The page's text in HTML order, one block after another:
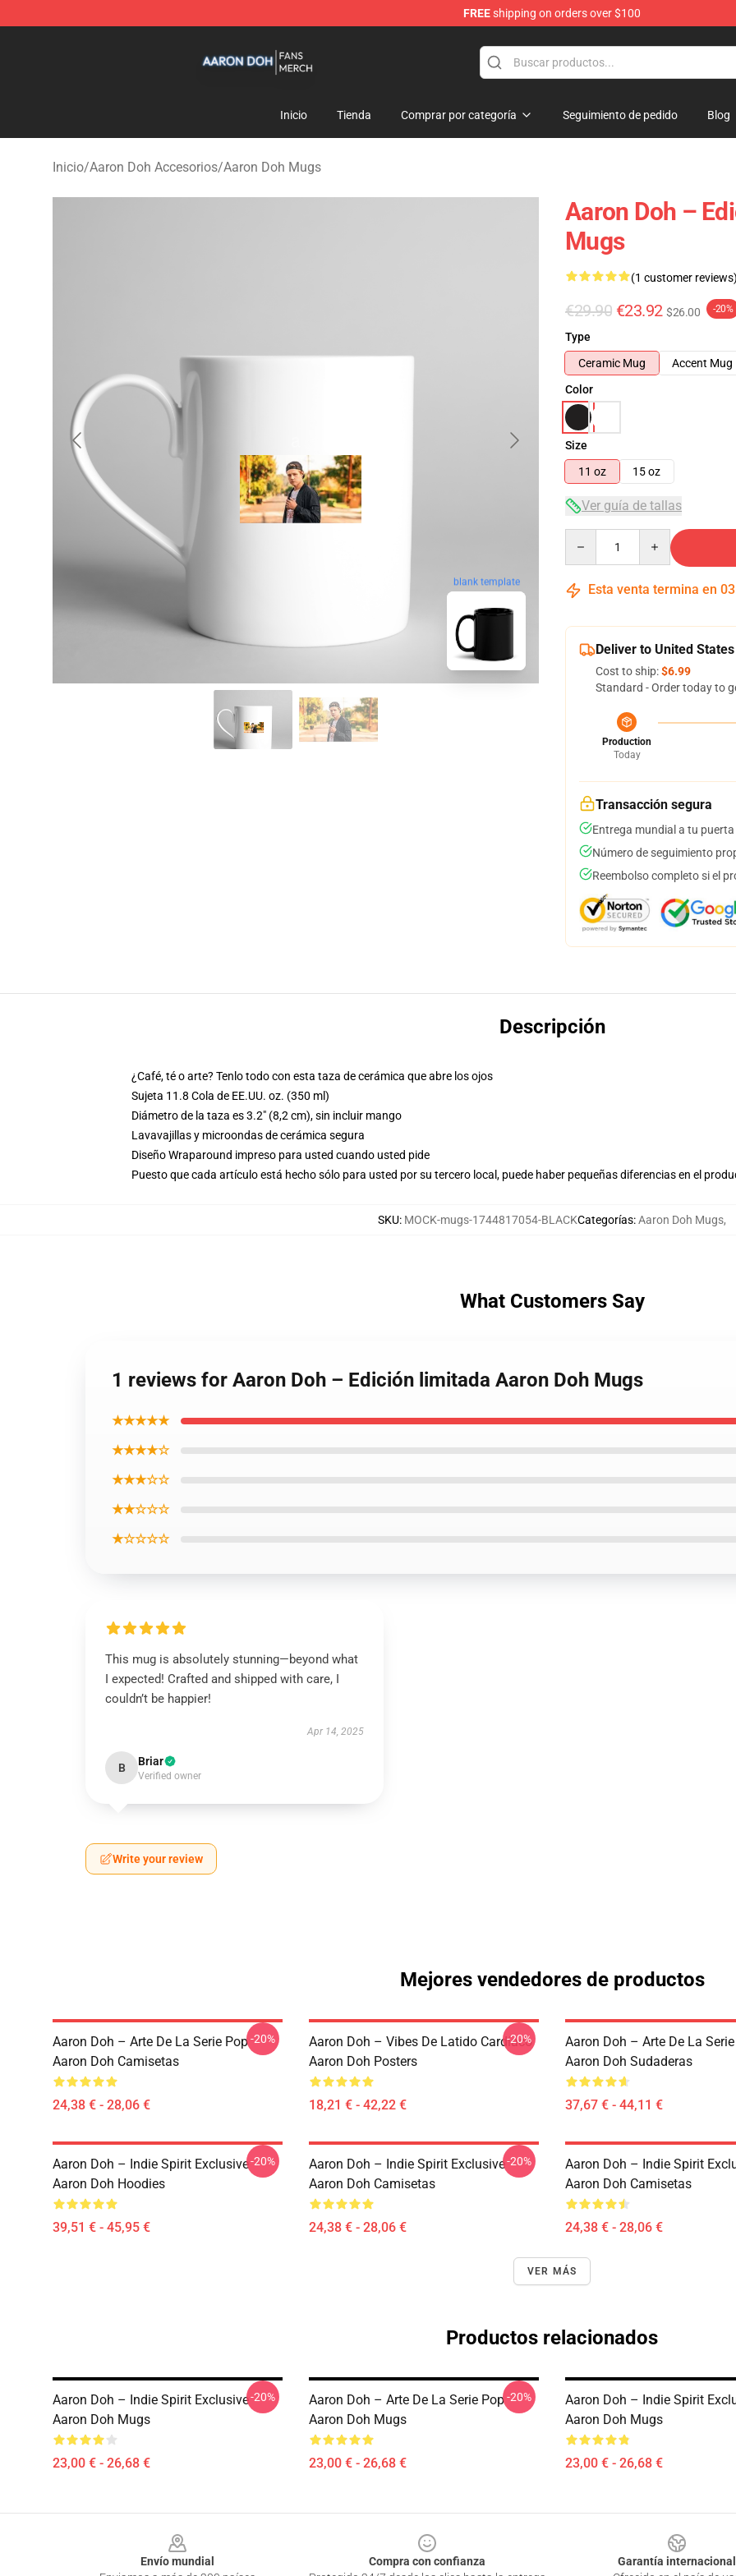
FREEshipping on orders over $100
Inicio Tienda Comprar por categoría Seguimiento de pedido Blog
Inicio/Aaron Doh Accesorios/Aaron Doh Mugs
blank template
Aaron Doh –
Mugs
(1 customer reviews)
€29.90 €23.92 $26.00 -20%
Type
Ceramic Mug
Accent Mug
Color
Size
11 oz
15 oz
Ver guía de tallas
Esta venta termina en 03
Deliver to United States
Cost to ship:$6.99
Standard - Order today to
Production
Today
Transacción segura
Entrega mundial a tu puerta
Número de seguimiento
Reembolso completo si el
Descripción
¿Café, té o arte? Tenlo todo con esta taza de cerámica que abre los ojos
Sujeta 11.8 Cola de EE.UU. oz. (350 ml)
Diámetro de la taza es 3.2" (8,2 cm), sin incluir mango
Lavavajillas y microondas de cerámica segura
Diseño Wraparound impreso para usted cuando usted pide
Puesto que cada artículo está hecho sólo para usted por su tercero local, puede haber pequeñas diferencias en el
SKU: MOCK-mugs-1744817054-BLACKCategorías:Aaron Doh Mugs,
What Customers Say
1 reviews for Aaron Doh – Edición limitada Aaron Doh Mugs
★★★★★
★★★★☆
★★★☆☆
★★☆☆☆
★☆☆☆☆
This mug is absolutely stunning—beyond what
I expected! Crafted and shipped with care, I
couldn’t be happier!
Apr 14, 2025
B Briar
Verified owner
Write your review
Mejores vendedores de productos
Aaron Doh – Arte De La Serie Pop
Aaron Doh Camisetas
24,38 € - 28,06 €
-20%
Aaron Doh – Vibes De Latido Cardíaco
Aaron Doh Posters
18,21 € - 42,22 €
-20%
Aaron Doh – Arte De La
Aaron Doh Sudaderas
37,67 € - 44,11 €
Aaron Doh – Indie Spirit Exclusive
Aaron Doh Hoodies
39,51 € - 45,95 €
-20%
Aaron Doh – Indie Spirit Exclusive
Aaron Doh Camisetas
24,38 € - 28,06 €
-20%
Aaron Doh – Indie Spirit
Aaron Doh Camisetas
24,38 € - 28,06 €
VER MÁS
Productos relacionados
Aaron Doh – Indie Spirit Exclusive
Aaron Doh Mugs
23,00 € - 26,68 €
-20%
Aaron Doh – Arte De La Serie Pop
Aaron Doh Mugs
23,00 € - 26,68 €
-20%
Aaron Doh – Indie Spirit
Aaron Doh Mugs
23,00 € - 26,68 €
Envío mundial
Compra con confianza
Garantía internacional